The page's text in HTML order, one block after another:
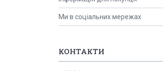
Ми в соціальних мережах
КОНТАКТИ